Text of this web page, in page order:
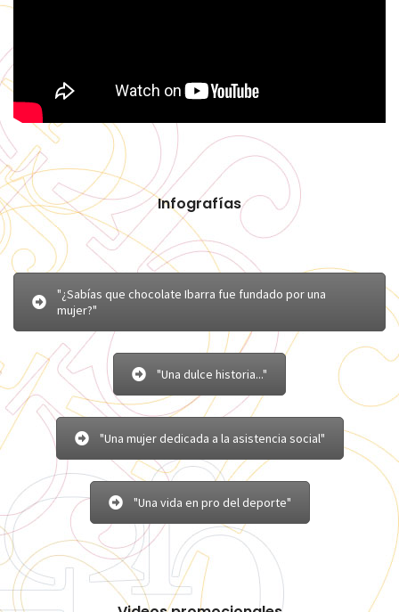
Infografías
"¿Sabías que chocolate Ibarra fue fundado por una
mujer?"
"Una dulce historia..."
"Una mujer dedicada a la asistencia social"
"Una vida en pro del deporte"